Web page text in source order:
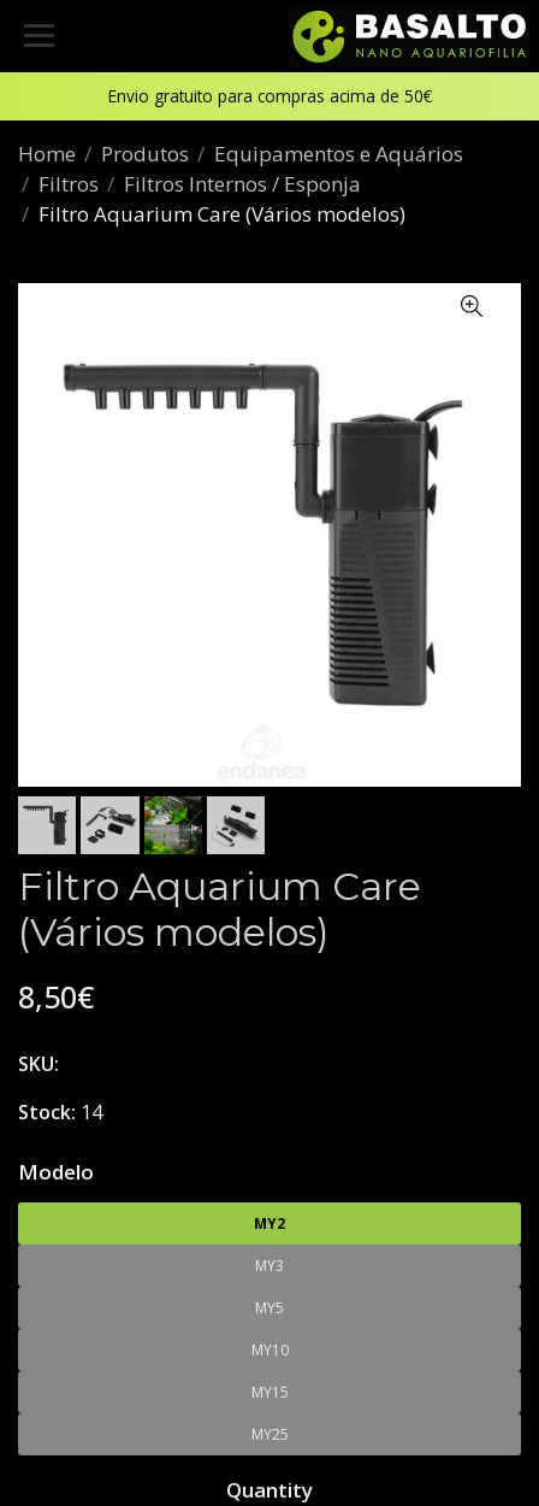
Envio gratuito para compras acima de 50€
Home Produtos
Equipamentos e Aquários
Filtros
Filtros Internos / Esponja
Filtro Aquarium Care (Vários modelos)
Filtro Aquarium Care
(Vários modelos)
8,50€
SKU:
Stock: 14
Modelo
MY2
MY3
MY5
MY10
MY15
MY25
Quantity